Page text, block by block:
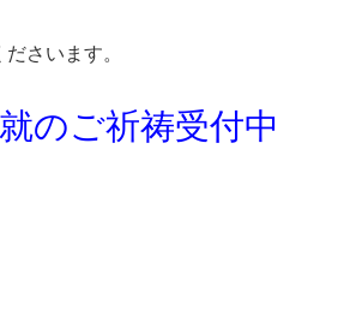
さいます。
のご祈祷受付中